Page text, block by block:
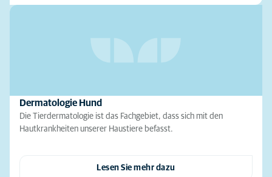
Dermatologie Hund
Die Tierdermatologie ist das Fachgebiet, dass sich mit den
Hautkrankheiten unserer Haustiere befasst.
Lesen Sie mehr dazu